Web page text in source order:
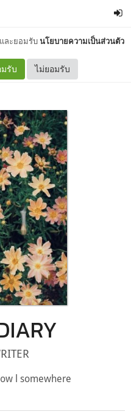
ละยอมรับนโยบายความเป็นส่วนตัว
มรับ ไม่ยอมรับ
l somewhere